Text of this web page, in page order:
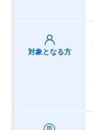
対象となる方